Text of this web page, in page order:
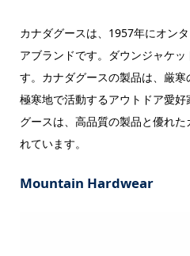
カナダグースは、1957年にオン
アブランドです。ダウンジャケ
す。カナダグースの製品は、厳寒
極寒地で活動するアウトドア愛
グースは、高品質の製品と優れ
れています。
Mountain Hardwear